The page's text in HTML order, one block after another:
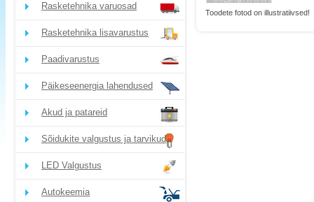
Rasketehnika varuosad
Rasketehnika lisavarustus
Paadivarustus
Päikeseenergia lahendused
Akud ja patareid
Sõidukite valgustus ja tarvikud
LED Valgustus
Autokeemia
Toodete fotod on illustratiivsed!